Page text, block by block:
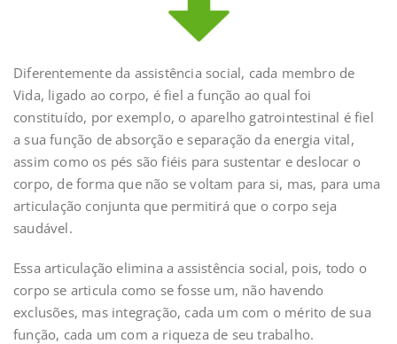
Diferentemente da assistência social, cada membro de
Vida, ligado ao corpo, é fiel a função ao qual foi
constituído, por exemplo, o aparelho gatrointestinal é fiel
a sua função de absorção e separação da energia vital,
assim como os pés são fiéis para sustentar e deslocar o
corpo, de forma que não se voltam para si, mas, para uma
articulação conjunta que permitirá que o corpo seja
saudável.
Essa articulação elimina a assistência social, pois, todo o
corpo se articula como se fosse um, não havendo
exclusões, mas integração, cada um com o mérito de sua
função, cada um com a riqueza de seu trabalho.